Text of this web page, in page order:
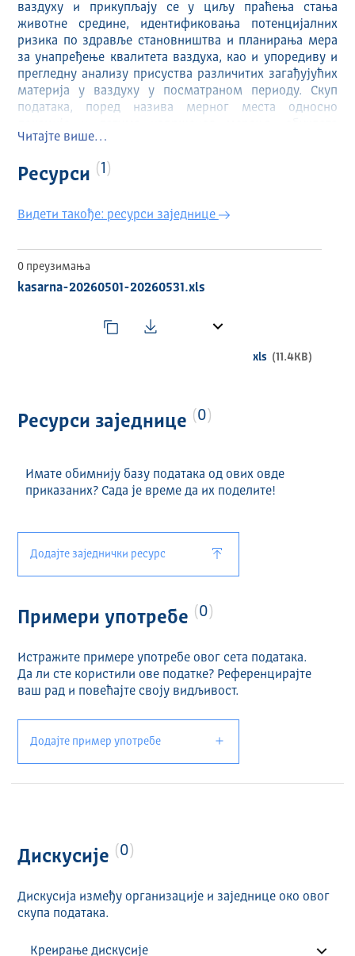
ваздуху и прикупљају се у циљу праћења стања
животне средине, идентификовања потенцијалних
ризика по здравље становништва и планирања мера
за унапређење квалитета ваздуха, као и упоредиву и
прегледну анализу присуства различитих загађујућих
материја у ваздуху у посматраном периоду. Скуп
података, поред назива мерног места односно
јединице мере и концентрације различитих честица у
ваздуху. Подаци су организовани тако да омогућавају
повезивање резултата мерења са конкретном
идентификацију вредности измерених концентрација
кроз припадајуће јединице мере.
Читајте више…
Ресурси 1
Видети такође: ресурси заједнице
0 преузимања
kasarna-20260501-20260531.xls
xls (11.4KB)
Ресурси заједнице 0
Имате обимнију базу података од ових овде
приказаних? Сада је време да их поделите!
Додајте заједнички ресурс
Примери употребе 0
Истражите примере употребе овог сета података.
Да ли сте користили ове податке? Референцирајте
ваш рад и повећајте своју видљивост.
Додајте пример употребе
Дискусије 0
Дискусија између организације и заједнице око овог
скупа података.